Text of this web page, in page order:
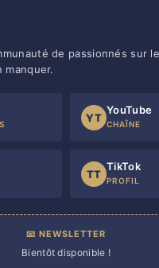
de passionnés sur
manquer.
YT
YouTube
CHAÎNE
TT
TikTok
PROFIL
📧 NEWSLETTER
Bientôt disponible !